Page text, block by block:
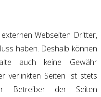
Webseiten Dritter,
haben. Deshalb können
auch keine Gewähr
verlinkten Seiten ist stets
Betreiber der Seiten